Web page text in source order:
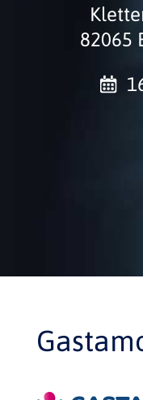
82065